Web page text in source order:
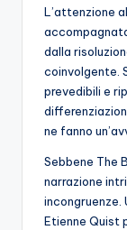
L’attenzione
dalla
coinvolgente.
prevedibili e
ne fanno
Sebbene The
narrazione
incongruenze.
Etienne Quist